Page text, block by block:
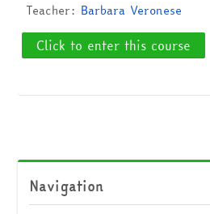
Teacher: Barbara Veronese
Click to enter this course
Navigation